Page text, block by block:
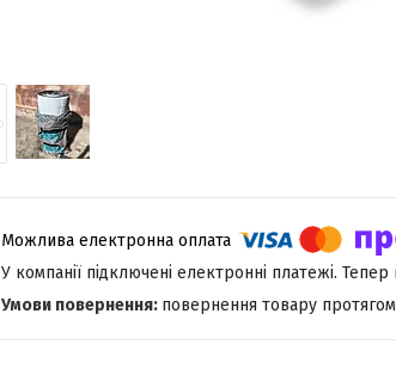
У компанії підключені електронні платежі.
повернення товару протягом